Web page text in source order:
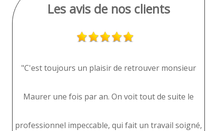
Les avis de nos clients
"C'est toujours un plaisir de retrouver monsieur
Maurer une fois par an. On voit tout de suite le
professionnel impeccable, qui fait un travail soigné,